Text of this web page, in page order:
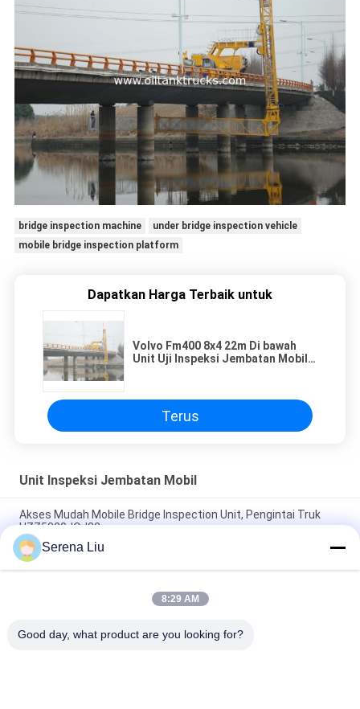
bridge inspection machine
under bridge inspection vehicle
mobile bridge inspection platform
Dapatkan Harga Terbaik untuk
Volvo Fm400 8x4 22m Di bawah
Unit Uji Inspeksi Jembatan Mobile
Terus
Unit Inspeksi Jembatan Mobil
Akses Mudah Mobile Bridge Inspection Unit, Pengintai Truk
HZZ5320JQJ22
Platform Akses Bawah Jembatan Efisien Tinggi Dengan
Hydrostatic Drive VOLVO 8x4
Tipe Platform Unit Mobile Bridge Inspection Chassis Truk 309
Serena Liu
8:29 AM
Good day, what product are you looking for?